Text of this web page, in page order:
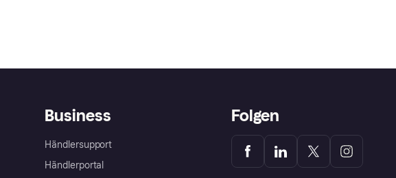
Business
Händlersupport
Händlerportal
Folgen